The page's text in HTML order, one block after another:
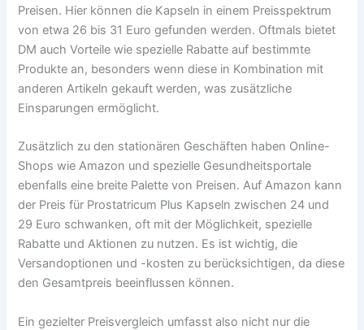
Preisen. Hier können die Kapseln in einem Preisspektrum
von etwa 26 bis 31 Euro gefunden werden. Oftmals bietet
DM auch Vorteile wie spezielle Rabatte auf bestimmte
Produkte an, besonders wenn diese in Kombination mit
anderen Artikeln gekauft werden, was zusätzliche
Einsparungen ermöglicht.
Zusätzlich zu den stationären Geschäften haben Online-
Shops wie Amazon und spezielle Gesundheitsportale
ebenfalls eine breite Palette von Preisen. Auf Amazon kann
der Preis für Prostatricum Plus Kapseln zwischen 24 und
29 Euro schwanken, oft mit der Möglichkeit, spezielle
Rabatte und Aktionen zu nutzen. Es ist wichtig, die
Versandoptionen und -kosten zu berücksichtigen, da diese
den Gesamtpreis beeinflussen können.
Ein gezielter Preisvergleich umfasst also nicht nur die